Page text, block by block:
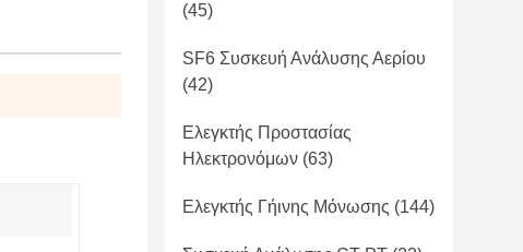
(45)
SF6 Συσκευή Ανάλυσης Αερίου
(42)
Ελεγκτής Προστασίας
Ηλεκτρονόμων (63)
Ελεγκτής Γήινης Μόνωσης (144)